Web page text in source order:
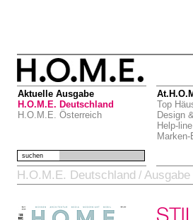
Aktuelle Ausgabe
H.O.M.E. Deutschland
H.O.M.E. Österreich
Top
Design
Help-line
suchen
H.O.M.E. Deutschland /